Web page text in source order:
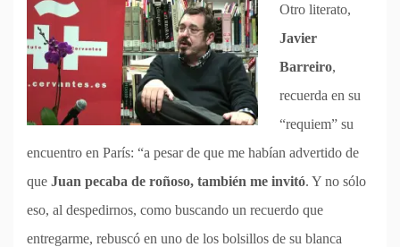
Otro literato,
Javier
Barreiro,
recuerda en su
“requiem” su
encuentro en París: “a pesar de que me habían advertido de
que Juan pecaba de roñoso, también me invitó. Y no sólo
eso, al despedirnos, como buscando un recuerdo que
entregarme, rebuscó en uno de los bolsillos de su blanca